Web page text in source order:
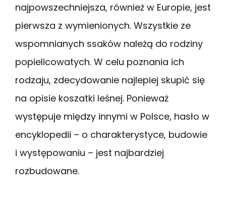
najpowszechniejsza, również w Europie, jest
pierwsza z wymienionych. Wszystkie ze
wspomnianych ssaków należą do rodziny
popielicowatych. W celu poznania ich
rodzaju, zdecydowanie najlepiej skupić się
na opisie koszatki leśnej. Ponieważ
występuje między innymi w Polsce, hasło w
encyklopedii – o charakterystyce, budowie
i występowaniu – jest najbardziej
rozbudowane.